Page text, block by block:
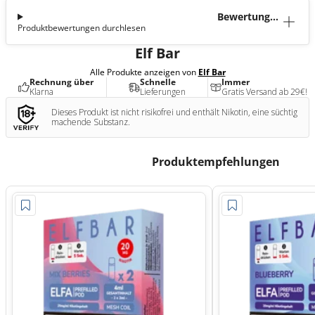
Bewertunge
Produktbewertungen durchlesen
Elf Bar
Alle Produkte anzeigen von Elf Bar
Rechnung über
Klarna
Schnelle
Lieferungen
Immer
Gratis Versand ab 29€!
Dieses Produkt ist nicht risikofrei und enthält Nikotin, eine süchtig
machende Substanz.
Produktempfehlungen